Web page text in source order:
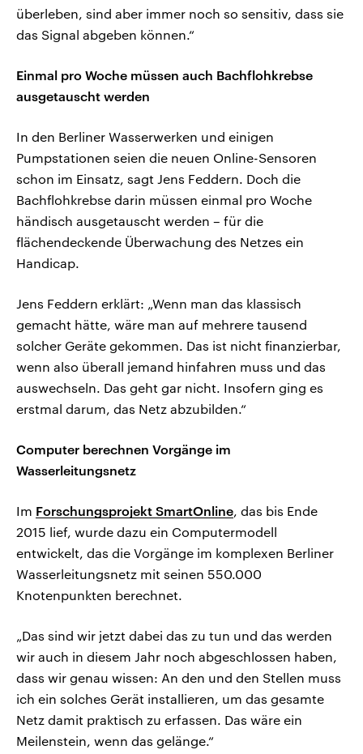
überleben, sind aber immer noch so sensitiv, dass sie
das Signal abgeben können.“
Einmal pro Woche müssen auch Bachflohkrebse
ausgetauscht werden
In den Berliner Wasserwerken und einigen
Pumpstationen seien die neuen Online-Sensoren
schon im Einsatz, sagt Jens Feddern. Doch die
Bachflohkrebse darin müssen einmal pro Woche
händisch ausgetauscht werden – für die
flächendeckende Überwachung des Netzes ein
Handicap.
Jens Feddern erklärt: „Wenn man das klassisch
gemacht hätte, wäre man auf mehrere tausend
solcher Geräte gekommen. Das ist nicht finanzierbar,
wenn also überall jemand hinfahren muss und das
auswechseln. Das geht gar nicht. Insofern ging es
erstmal darum, das Netz abzubilden.“
Computer berechnen Vorgänge im
Wasserleitungsnetz
Im Forschungsprojekt SmartOnline , das bis Ende
2015 lief, wurde dazu ein Computermodell
entwickelt, das die Vorgänge im komplexen Berliner
Wasserleitungsnetz mit seinen 550.000
Knotenpunkten berechnet.
„Das sind wir jetzt dabei das zu tun und das werden
wir auch in diesem Jahr noch abgeschlossen haben,
dass wir genau wissen: An den und den Stellen muss
ich ein solches Gerät installieren, um das gesamte
Netz damit praktisch zu erfassen. Das wäre ein
Meilenstein, wenn das gelänge.“